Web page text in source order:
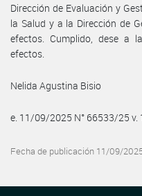
Dirección de Evaluación y
la Salud y a la Dirección de
efectos. Cumplido, dese a
efectos.
Nelida Agustina Bisio
e. 11/09/2025 N° 66533/25
Fecha de publicación 11/09/